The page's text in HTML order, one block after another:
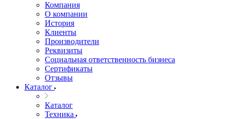
Компания
О компании
История
Клиенты
Производители
Реквизиты
Социальная ответственность бизнеса
Сертификаты
Отзывы
Каталог
Каталог
Техника